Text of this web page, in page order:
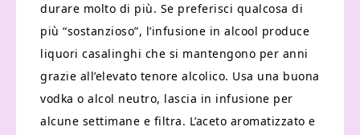
durare molto di più. Se preferisci qualcosa di
più “sostanzioso”, l’infusione in alcool produce
liquori casalinghi che si mantengono per anni
grazie all’elevato tenore alcolico. Usa una buona
vodka o alcol neutro, lascia in infusione per
alcune settimane e filtra. L’aceto aromatizzato e